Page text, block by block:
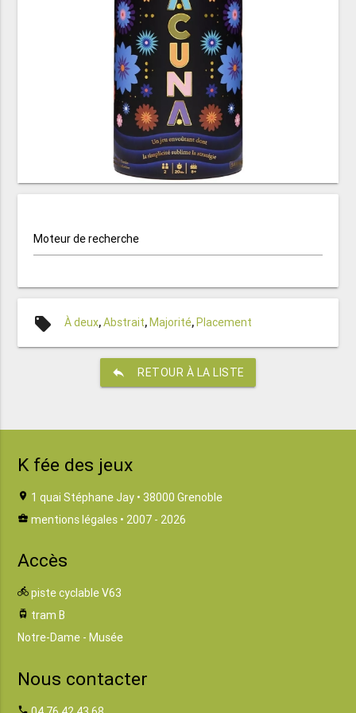
Moteur de recherche
local_offer À deux,Abstrait, Majorité, Placement
reply RETOUR À LA LISTE
K fée des jeux
location_on 1 quai Stéphane Jay • 38000 Grenoble
business_center mentions légales • 2007 - 2026
Accès
directions_bike piste cyclable V63
tram tram B
Notre-Dame - Musée
Nous contacter
phone